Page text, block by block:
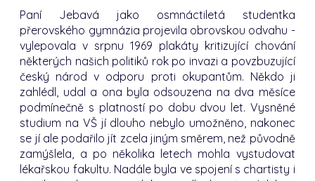
Paní Jebavá jako osmnáctiletá studentka
přerovského gymnázia projevila obrovskou odvahu -
vylepovala v srpnu 1969 plakáty kritizující chování
některých našich politiků rok po invazi a povzbuzující
český národ v odporu proti okupantům. Někdo ji
zahlédl, udal a ona byla odsouzena na dva měsíce
podmínečně s platností po dobu dvou let. Vysněné
studium na VŠ jí dlouho nebylo umožněno, nakonec
se jí ale podařilo jít zcela jiným směrem, než původně
zamýšlela, a po několika letech mohla vystudovat
lékařskou fakultu. Nadále byla ve spojení s chartisty i